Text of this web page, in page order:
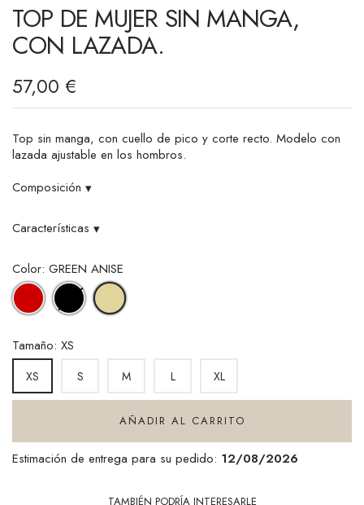
TOP DE MUJER SIN MANGA,
CON LAZADA.
57,00 €
Top sin manga, con cuello de pico y corte recto. Modelo con
lazada ajustable en los hombros.
Composición ▾
Características ▾
Color: GREEN ANISE
ROJO NEGROGREEN
ANISE
Tamaño: XS
XS S M L XL
AÑADIR AL CARRITO
Estimación de entrega para su pedido: 12/08/2026
TAMBIÉN PODRÍA INTERESARLE